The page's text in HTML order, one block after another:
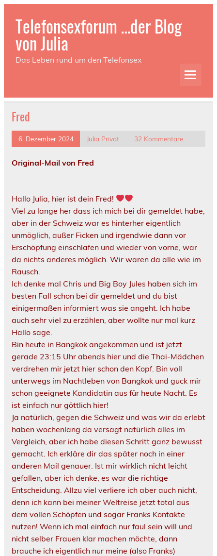
Telefonsexforum …der Blog
von Julia
Das Leben rund um den Telefonsex
Fred
6. Dezember 2024 Julia Privat 32 Kommentare
Original-Mail von Fred
Hallo Julia, hier ist dein Fred!
Viel zu lange her dass ich mich bei dir gemeldet habe,
aber in der Schweiz war es hinterher eigentlich
unmöglich, außer Ficken und irgendwie dann vor
Erschöpfung einschlafen und wieder von vorne, war
da nichts anderes möglich. Wir waren da alle wie im
Rausch.
Ich denke mal Chris und Big Boy Jules haben sich im
besten Fall schon bei dir gemeldet und du bist
einigermaßen informiert was sie angeht. Ich habe
auch sehr viel zu erzählen, aber wollte nur mal kurz
Hallo sage.
Bin heute in Bangkok angekommen und ist jetzt
gerade 23:15 Uhr abends hier und die Thai-Mädchen
verdrehen mir jetzt hier schon den Kopf. Bin voll
unterwegs im Nachtleben von Bangkok und guck mir
schon geeignete Kandidatin aus für heute Nacht. Es
ist einfach nur göttlich hier!
Ja natürlich, gegen die Schweiz und was wir da erlebt
haben wochenlang da versagt natürlich alles im
Vergleich, aber ich habe diesen Schritt ganz bewusst
gemacht. Ich erkläre dir das später noch in einer
anderen Mail genauer. Ist mir wirklich nicht leicht
gefallen, aber ich denke, es war die richtige
Entscheidung. Allzu viel verliere ich aber auch nicht,
denn ich kann bei meiner Weltreise jetzt total aus
dem vollen Schöpfen und sogar Franks Kontakte
nutzen! Wenn ich mal einfach nur faul sein will und
nicht selber Frauen klar machen möchte, dann
brauche ich eigentlich nur meine (also Franks)